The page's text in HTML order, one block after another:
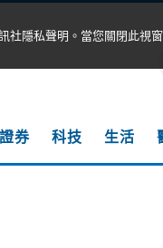
證券 科技 生活
社隱私聲明。當您關閉此視